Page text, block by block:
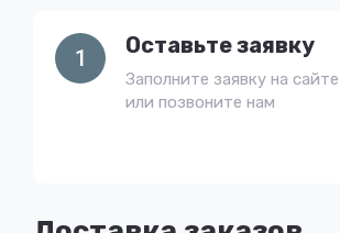
1 Оставьте заявку
Заполните заявку на сайте
или позвоните нам